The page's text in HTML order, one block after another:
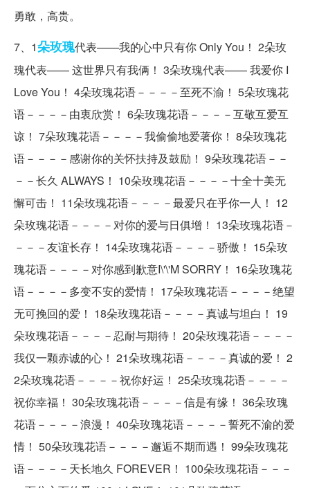
勇敢，高贵。
7、1朵玫瑰代表——我的心中只有你 Only You！ 2朵玫
瑰代表—— 这世界只有我俩！ 3朵玫瑰代表—— 我爱你 I
Love You！ 4朵玫瑰花语－－－－至死不渝！ 5朵玫瑰花
语－－－－由衷欣赏！ 6朵玫瑰花语－－－－互敬互爱互
谅！ 7朵玫瑰花语－－－－我偷偷地爱著你！ 8朵玫瑰花
语－－－－感谢你的关怀扶持及鼓励！ 9朵玫瑰花语－－
－－长久 ALWAYS！ 10朵玫瑰花语－－－－十全十美无
懈可击！ 11朵玫瑰花语－－－－最爱只在乎你一人！ 12
朵玫瑰花语－－－－对你的爱与日俱增！ 13朵玫瑰花语－
－－－友谊长存！ 14朵玫瑰花语－－－－骄傲！ 15朵玫
瑰花语－－－－对你感到歉意I\'\'M SORRY！ 16朵玫瑰花
语－－－－多变不安的爱情！ 17朵玫瑰花语－－－－绝望
无可挽回的爱！ 18朵玫瑰花语－－－－真诚与坦白！ 19
朵玫瑰花语－－－－忍耐与期待！ 20朵玫瑰花语－－－－
我仅一颗赤诚的心！ 21朵玫瑰花语－－－－真诚的爱！ 2
2朵玫瑰花语－－－－祝你好运！ 25朵玫瑰花语－－－－
祝你幸福！ 30朵玫瑰花语－－－－信是有缘！ 36朵玫瑰
花语－－－－浪漫！ 40朵玫瑰花语－－－－誓死不渝的爱
情！ 50朵玫瑰花语－－－－邂逅不期而遇！ 99朵玫瑰花
语－－－－天长地久 FOREVER！ 100朵玫瑰花语－－－